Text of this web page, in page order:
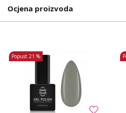
Ocjena proizvoda
Popust 21 %